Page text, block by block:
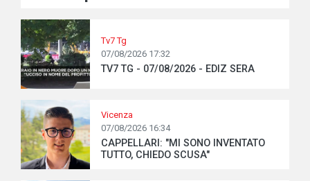
Tv7 Tg
07/08/2026 17:32
TV7 TG - 07/08/2026 - EDIZ SERA
Vicenza
07/08/2026 16:34
CAPPELLARI: "MI SONO INVENTATO
TUTTO, CHIEDO SCUSA"